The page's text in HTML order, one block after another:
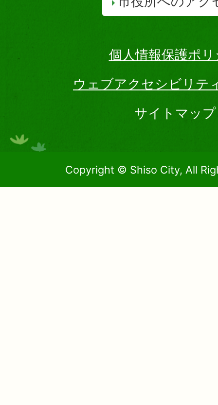
個人情報保護ポ
ウェブアクセシビリテ
サイトマップ
Copyright © Shiso City, All